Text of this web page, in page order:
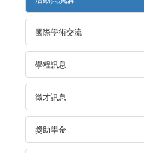
國際學術交流
學程訊息
徵才訊息
獎助學金